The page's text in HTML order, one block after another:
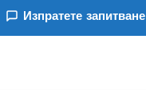
Изпратете запитване